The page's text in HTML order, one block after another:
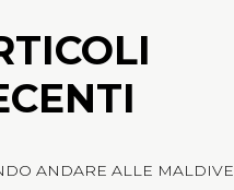
ANDARE ALLE MALDIVE